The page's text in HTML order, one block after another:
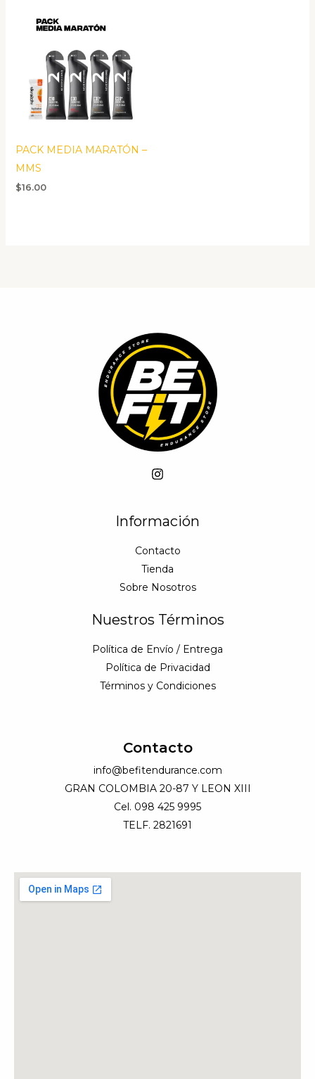
PACK MEDIA MARATÓN –
MMS
$16.00
Información
Contacto
Tienda
Sobre Nosotros
Nuestros Términos
Política de Envío / Entrega
Política de Privacidad
Términos y Condiciones
Contacto
info@befitendurance.com
GRAN COLOMBIA 20-87 Y LEON XIII
Cel. 098 425 9995
TELF. 2821691